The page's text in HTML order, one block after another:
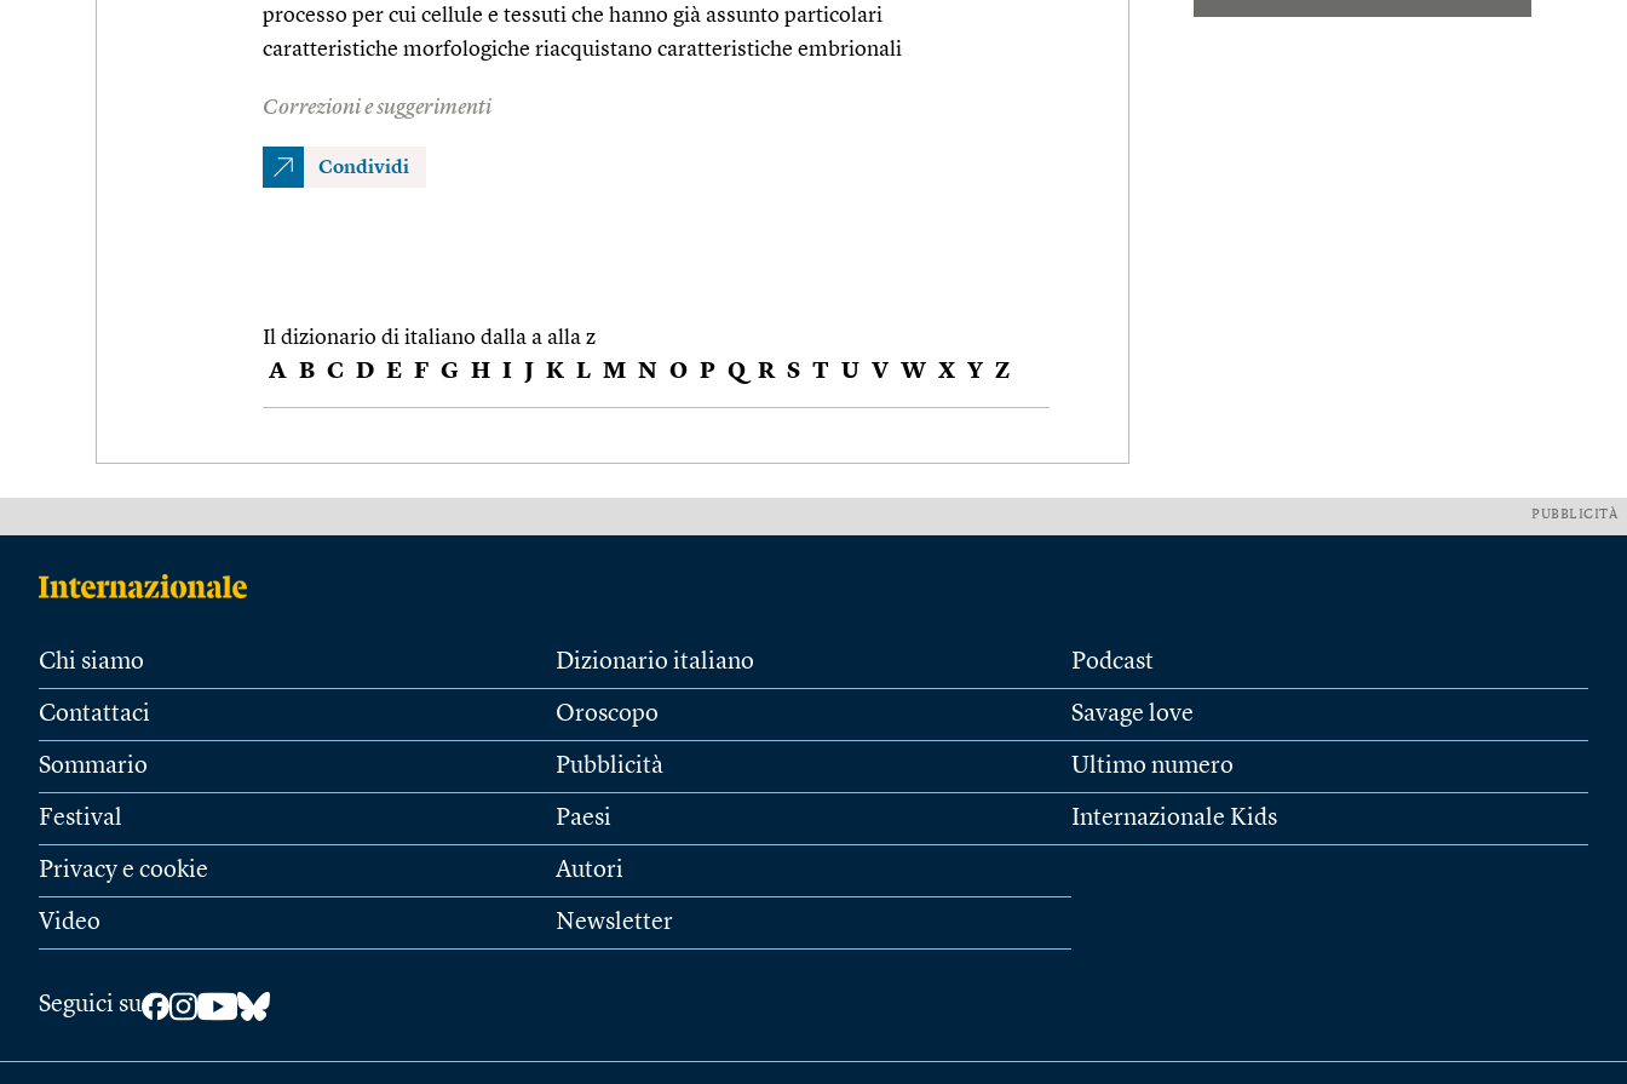
processo per cui cellule e tessuti che hanno già assunto particolari
caratteristiche morfologiche riacquistano caratteristiche embrionali
Correzioni e suggerimenti
Condividi
Il dizionario di italiano dalla a alla z
A B C D E F G H I J K L M N O P Q R S T U V W X Y Z
PUBBLICITÀ
Chi siamo
Contattaci
Sommario
Festival
Privacy e cookie
Video
Dizionario italiano
Oroscopo
Pubblicità
Paesi
Autori
Newsletter
Podcast
Savage love
Ultimo numero
Internazionale Kids
Seguici su